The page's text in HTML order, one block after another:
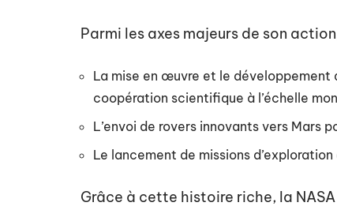
Parmi les axes majeurs de son
La mise en œuvre et le développement
coopération scientifique à l’échelle
L’envoi de rovers innovants vers Mars
Le lancement de missions
Grâce à cette histoire riche, la